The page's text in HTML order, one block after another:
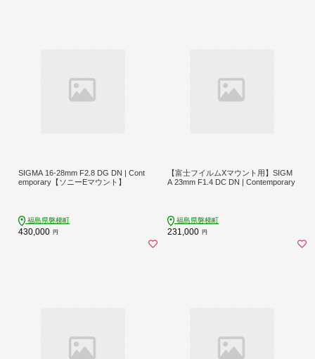
SIGMA 16-28mm F2.8 DG DN | Cont
emporary【ソニーEマウント】
福島県磐梯町
430,000 円
【富士フイルムXマウント用】SIGM
A 23mm F1.4 DC DN | Contemporary
福島県磐梯町
231,000 円